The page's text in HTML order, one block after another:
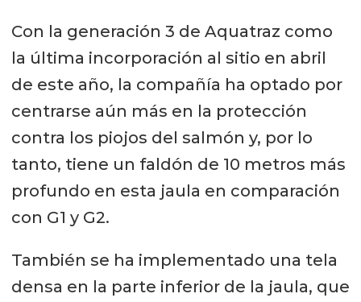
Con la generación 3 de Aquatraz como
la última incorporación al sitio en abril
de este año, la compañía ha optado por
centrarse aún más en la protección
contra los piojos del salmón y, por lo
tanto, tiene un faldón de 10 metros más
profundo en esta jaula en comparación
con G1 y G2.
También se ha implementado una tela
densa en la parte inferior de la jaula, que